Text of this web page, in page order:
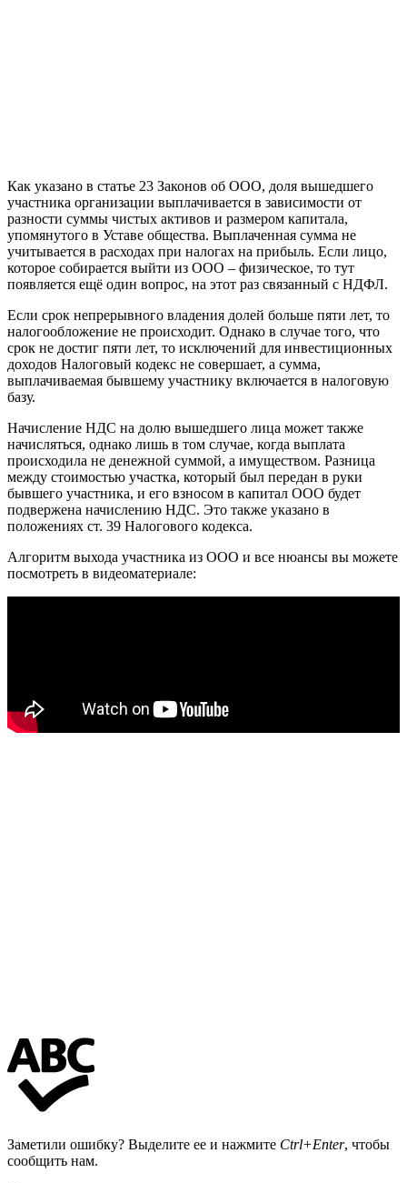
Как указано в статье 23 Законов об ООО, доля вышедшего
участника организации выплачивается в зависимости от
разности суммы чистых активов и размером капитала,
упомянутого в Уставе общества. Выплаченная сумма не
учитывается в расходах при налогах на прибыль. Если лицо,
которое собирается выйти из ООО – физическое, то тут
появляется ещё один вопрос, на этот раз связанный с НДФЛ.
Если срок непрерывного владения долей больше пяти лет, то
налогообложение не происходит. Однако в случае того, что
срок не достиг пяти лет, то исключений для инвестиционных
доходов Налоговый кодекс не совершает, а сумма,
выплачиваемая бывшему участнику включается в налоговую
базу.
Начисление НДС на долю вышедшего лица может также
начисляться, однако лишь в том случае, когда выплата
происходила не денежной суммой, а имуществом. Разница
между стоимостью участка, который был передан в руки
бывшего участника, и его взносом в капитал ООО будет
подвержена начислению НДС. Это также указано в
положениях ст. 39 Налогового кодекса.
Алгоритм выхода участника из ООО и все нюансы вы можете
посмотреть в видеоматериале:
Заметили ошибку? Выделите ее и нажмите Ctrl+Enter, чтобы
сообщить нам.